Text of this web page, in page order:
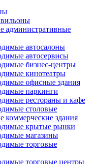
административные
автосалоны
автосервисы
бизнес-центры
кинотеатры
офисные здания
паркинги
рестораны и кафе
столовые
коммерческие здания
крытые рынки
магазины
торговые
торговые центры